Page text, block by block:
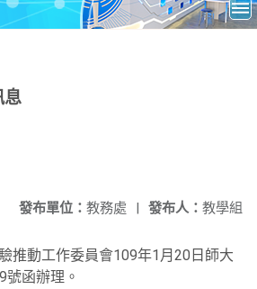
息
發布人： 教學組
發布單位： 教務處 |
推動工作委員會109年1月20日師大
函辦理。